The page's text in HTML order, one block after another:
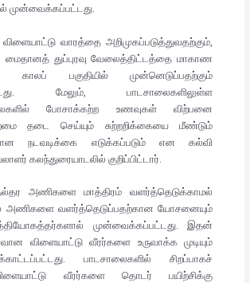
முன்வைக்கப்பட்டது.
வாரத்தை அறிமுகப்படுத்துவதற்கும்,
மைதானத் துப்புரவு வேலைத்திட்டத்தை மாகாண
காலப் பகுதியில் முன்னெடுப்பதற்கும்
மேலும், பாடசாலைகளிலுள்ள
போசாக்கற்ற உணவுகள் விற்பனை
தடை செய்யும் சுற்றறிக்கையை மீண்டும்
நடவடிக்கை எடுக்கப்படும் என கல்வி
கலந்துரையாடலில் குறிப்பிட்டார்.
அணிகளை மாத்திரம் வளர்த்தெடுக்காமல்
அணிகளை வளர்த்தெடுப்பதற்கான யோசனையும்
முன்வைக்கப்பட்டது. இதன்
விளையாட்டு வீரர்களை உருவாக்க முடியும்
பாடசாலைகளில் சிறப்பாகச்
வீரர்களை தொடர் பயிற்சிக்கு